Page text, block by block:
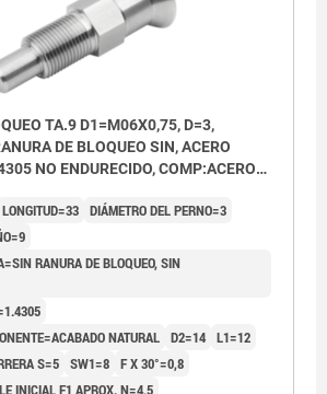
TA.9 D1=M06X0,75, D=3,
DE BLOQUEO SIN, ACERO
NO ENDURECIDO, COMP:ACERO
LONGITUD=33 DIÁMETRO DEL PERNO=3
RANURA DE BLOQUEO, SIN
NATURAL D2=14 L1=12
S=5 SW1=8 F X 30°=0,8
INICIAL F1 APROX. N=4,5